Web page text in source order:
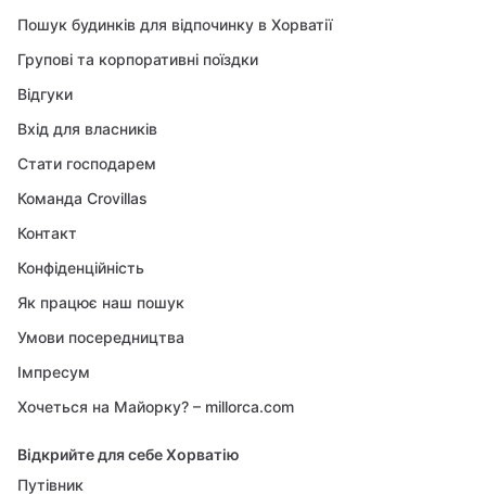
Пошук будинків для відпочинку в Хорватії
Групові та корпоративні поїздки
Відгуки
Вхід для власників
Стати господарем
Команда Crovillas
Контакт
Конфіденційність
Як працює наш пошук
Умови посередництва
Імпресум
Хочеться на Майорку? – millorca.com
Відкрийте для себе Хорватію
Путівник